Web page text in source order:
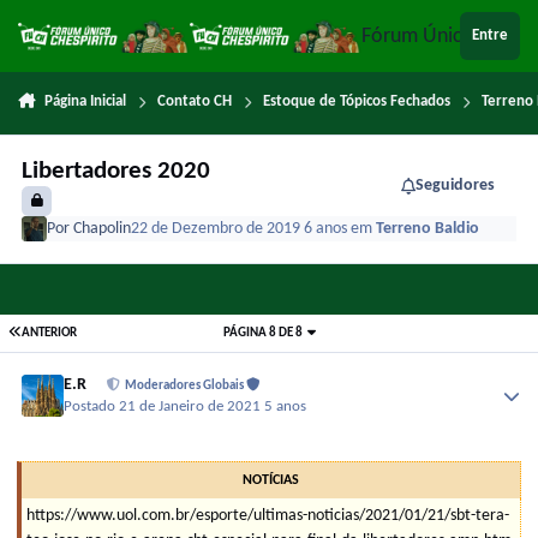
Fórum ÚnicoEntre
Página Inicial Contato CH Estoque de Tópicos Fechados
Libertadores 2020
Seguidores
PorChapolin22 de Dezembro de 20196 anosemTerreno Baldio
ANTERIOR PÁGINA 8 DE 8
E.R Moderadores Globais
Postado21 de Janeiro de 2021 5 anos
NOTÍCIAS
https://www.uol.com.br/esporte/ultimas-noticias/2021/01/21/sbt-tera-